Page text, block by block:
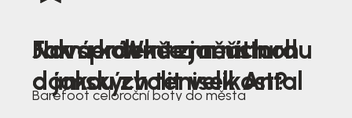
Nová kolekce jarních
dámských tenisek Antal
Jak správně změřit nohu
a jakou zvolit velikost?
Farmer Winter mustard
Barefoot celoroční boty do města